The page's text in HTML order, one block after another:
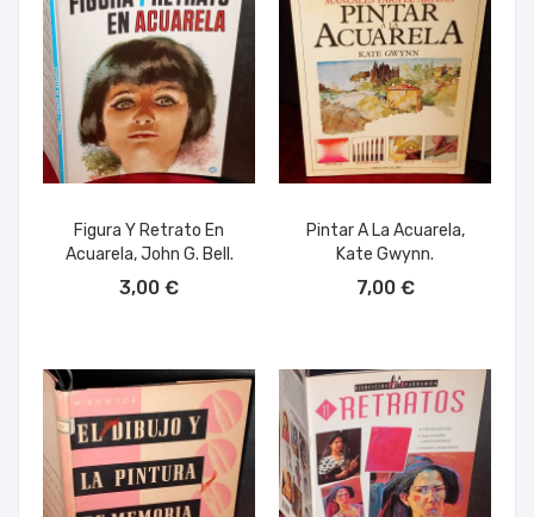
Figura Y Retrato En
Acuarela, John G. Bell.
3,00 €
Pintar A La Acuarela,
Kate Gwynn.
7,00 €